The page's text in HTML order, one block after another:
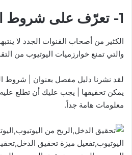
1- تعرّف على شروط اليوتيوب جيداً
الكثير من أصحاب القنوات الجدد لا
والتي تمنع خوارزميات اليوتيوب من
لقد نشرنا دليل مفصل بعنوان | شروط
يمكن تحقيقها | يجب عليك أن تطلع
معلومات هامة جداً.